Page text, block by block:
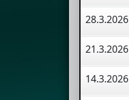
28.3.2026
21.3.2026
14.3.2026